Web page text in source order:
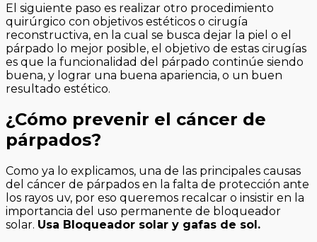
El siguiente paso es realizar otro procedimiento
quirúrgico con objetivos estéticos o cirugía
reconstructiva, en la cual se busca dejar la piel o el
párpado lo mejor posible, el objetivo de estas cirugías
es que la funcionalidad del párpado continúe siendo
buena, y lograr una buena apariencia, o un buen
resultado estético.
¿Cómo prevenir el cáncer de
párpados?
Como ya lo explicamos, una de las principales causas
del cáncer de párpados en la falta de protección ante
los rayos uv, por eso queremos recalcar o insistir en la
importancia del uso permanente de bloqueador
solar. Usa Bloqueador solar y gafas de sol.